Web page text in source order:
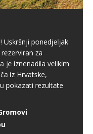
Uskršnji ponedjeljak
za
je iznenadila velikim
iz Hrvatske,
pokazati rezultate